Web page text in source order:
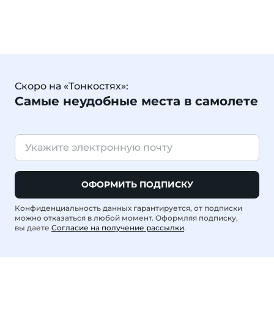
Скоро на «Тонкостях»:
Самые неудобные места в самолете
ОФОРМИТЬ ПОДПИСКУ
Конфиденциальность данных гарантируется, от подписки
можно отказаться в любой момент. Оформляя подписку,
вы даете Согласие на получение рассылки.